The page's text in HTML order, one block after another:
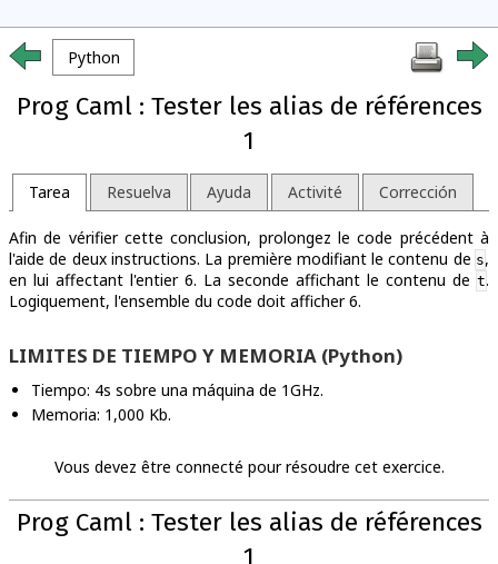
Python
Prog Caml : Tester les alias de références
1
Tarea Resuelva Ayuda Activité Corrección
Afin de vérifier cette conclusion, prolongez le code précédent à
l'aide de deux instructions. La première modifiant le contenu de s,
en lui affectant l'entier 6. La seconde affichant le contenu de t.
Logiquement, l'ensemble du code doit afficher 6.
LIMITES DE TIEMPO Y MEMORIA (Python)
Tiempo: 4s sobre una máquina de 1GHz.
Memoria: 1,000 Kb.
Vous devez être connecté pour résoudre cet exercice.
Prog Caml : Tester les alias de références
1